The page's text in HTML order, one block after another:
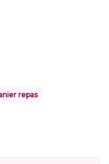
repas